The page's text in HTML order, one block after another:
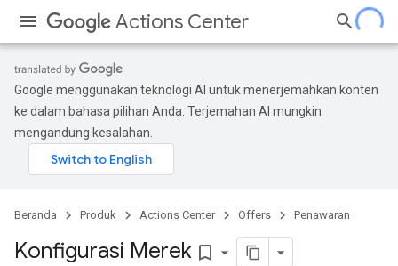
Actions Center
Google menggunakan teknologi AI untuk menerjemahkan konten
ke dalam bahasa pilihan Anda. Terjemahan AI mungkin
mengandung kesalahan.
Beranda Produk Actions Center Offers Penawaran
Konfigurasi Merek bookmark_border